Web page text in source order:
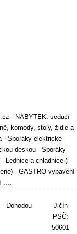
- NÁBYTEK: sedací
komody, stoly, židle a
- Sporáky elektrické
deskou - Sporáky
Lednice a chladnice (i
- GASTRO vybavení
....
Dohodou
Jičín
PSČ:
50601